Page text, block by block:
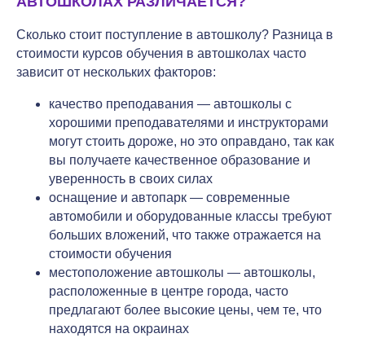
Сколько стоит поступление в автошколу? Разница в
стоимости курсов обучения в автошколах часто
зависит от нескольких факторов:
качество преподавания — автошколы с
хорошими преподавателями и инструкторами
могут стоить дороже, но это оправдано, так как
вы получаете качественное образование и
уверенность в своих силах
оснащение и автопарк — современные
автомобили и оборудованные классы требуют
больших вложений, что также отражается на
стоимости обучения
местоположение автошколы — автошколы,
расположенные в центре города, часто
предлагают более высокие цены, чем те, что
находятся на окраинах